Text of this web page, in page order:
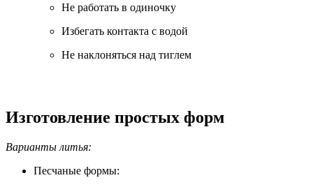
Не работать в одиночку
Избегать контакта с водой
Не наклоняться над тиглем
Изготовление простых форм
Варианты литья:
Песчаные формы: